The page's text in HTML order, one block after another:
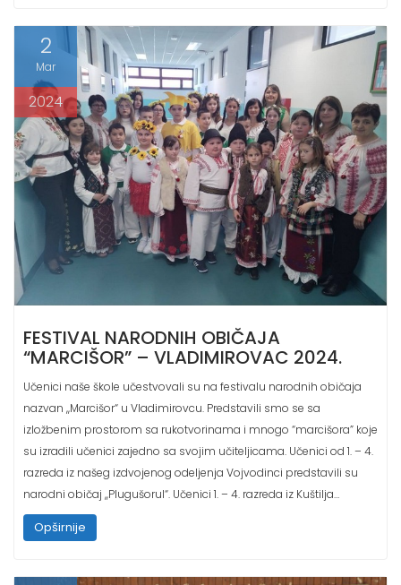
2
Mar
2024
“MARCIŠOR” – VLADIMIROVAC 2024.
Učenici naše škole učestvovali su na festivalu narodnih običaja
nazvan ,,Marcišor“ u Vladimirovcu. Predstavili smo se sa
izložbenim prostorom sa rukotvorinama i mnogo “marcišora” koje
su izradili učenici zajedno sa svojim učiteljicama. Učenici od 1. – 4.
razreda iz našeg izdvojenog odeljenja Vojvodinci predstavili su
narodni običaj ,,Plugušorul“. Učenici 1. – 4. razreda iz Kuštilja…
9